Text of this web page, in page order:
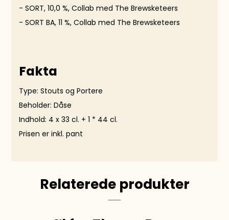
-SORT, 10,0 %, Collab med The Brewsketeers
-SORT BA, 11 %, Collab med The Brewsketeers
Fakta
Type: Stouts og Portere
Beholder: Dåse
Indhold: 4 x 33 cl. + 1 * 44 cl.
Prisen er inkl. pant
Relaterede produkter